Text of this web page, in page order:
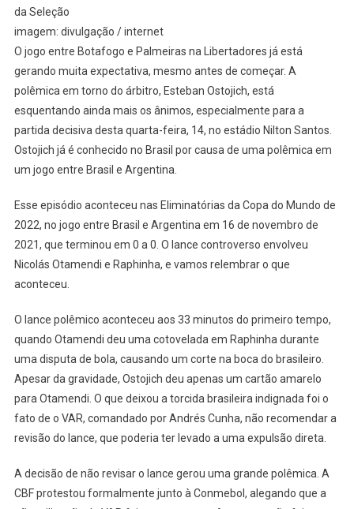
da Seleção
imagem: divulgação / internet
O jogo entre Botafogo e Palmeiras na Libertadores já está
gerando muita expectativa, mesmo antes de começar. A
polêmica em torno do árbitro, Esteban Ostojich, está
esquentando ainda mais os ânimos, especialmente para a
partida decisiva desta quarta-feira, 14, no estádio Nilton Santos.
Ostojich já é conhecido no Brasil por causa de uma polêmica em
um jogo entre Brasil e Argentina.
Esse episódio aconteceu nas Eliminatórias da Copa do Mundo de
2022, no jogo entre Brasil e Argentina em 16 de novembro de
2021, que terminou em 0 a 0. O lance controverso envolveu
Nicolás Otamendi e Raphinha, e vamos relembrar o que
aconteceu.
O lance polêmico aconteceu aos 33 minutos do primeiro tempo,
quando Otamendi deu uma cotovelada em Raphinha durante
uma disputa de bola, causando um corte na boca do brasileiro.
Apesar da gravidade, Ostojich deu apenas um cartão amarelo
para Otamendi. O que deixou a torcida brasileira indignada foi o
fato de o VAR, comandado por Andrés Cunha, não recomendar a
revisão do lance, que poderia ter levado a uma expulsão direta.
A decisão de não revisar o lance gerou uma grande polêmica. A
CBF protestou formalmente junto à Conmebol, alegando que a